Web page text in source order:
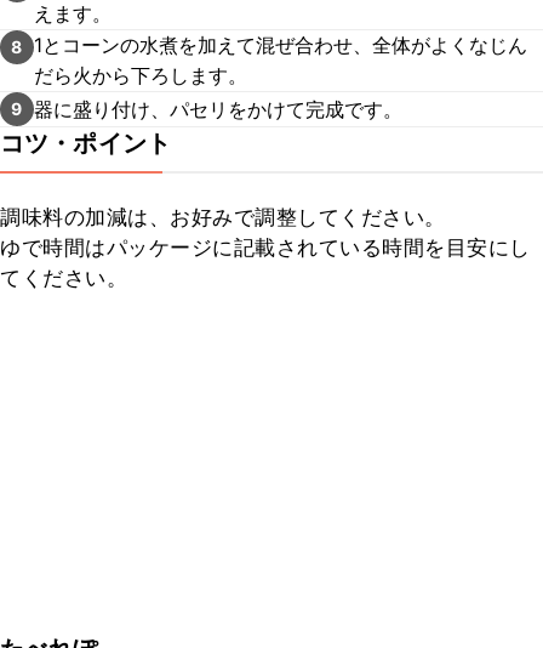
えます。
8
1とコーンの水煮を加えて混ぜ合わせ、全体がよくなじん
だら火から下ろします。
9 器に盛り付け、パセリをかけて完成です。
コツ・ポイント
調味料の加減は、お好みで調整してください。
ゆで時間はパッケージに記載されている時間を目安にし
てください。